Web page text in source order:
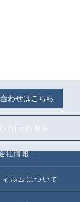
わせはこちら
filmの強み
社情報
ルムについて